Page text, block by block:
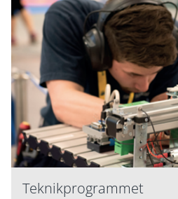
Teknikprogrammet